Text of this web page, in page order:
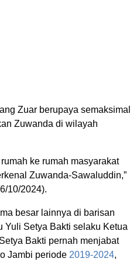
Zuar berupaya semaksimal
Zuwanda di wilayah
ke rumah masyarakat
Zuwanda-Sawaluddin,”
10/2024).
besar lainnya di barisan
Yuli Setya Bakti selaku Ketua
Bakti pernah menjabat
Jambi periode 2019-2024,